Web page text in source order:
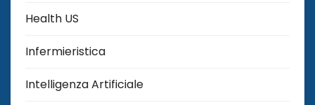
Health US
Infermieristica
Intelligenza Artificiale